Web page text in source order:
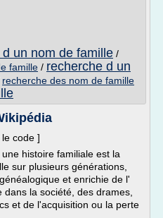
un nom de famille /
famille / recherche d un
recherche des nom de famille
code ]
histoire familiale est la
sur plusieurs générations,
et enrichie de l'
la société, des drames,
et de l'acquisition ou la perte